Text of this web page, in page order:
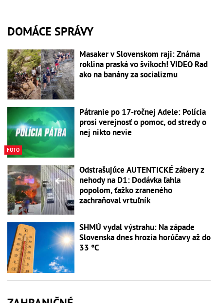
DOMÁCE SPRÁVY
Masaker v Slovenskom raji: Známa
roklina praská vo švíkoch! VIDEO Rad
ako na banány za socializmu
FOTO
Pátranie po 17-ročnej Adele: Polícia
prosí verejnosť o pomoc, od stredy o
nej nikto nevie
Odstrašujúce AUTENTICKÉ zábery z
nehody na D1: Dodávka ľahla
popolom, ťažko zraneného
zachraňoval vrtuľník
SHMÚ vydal výstrahu: Na západe
Slovenska dnes hrozia horúčavy až do
33 °C